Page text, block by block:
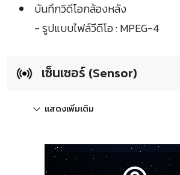
บันทึกวิดีโอกล้องหลัง
- รูปแบบไฟล์วีดีโอ : MPEG-4
เซ็นเซอร์ (Sensor)
แสดงเพิ่มเติม